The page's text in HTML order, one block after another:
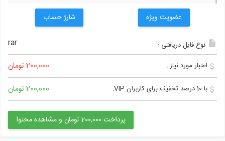
عضویت ویژه شارژ حساب
نوع فایل دریافتی :
اعتبار مورد نیاز : 200,000 تومان
200,000 تومان
پرداخت 200,000 تومان و مشاهده محتوا